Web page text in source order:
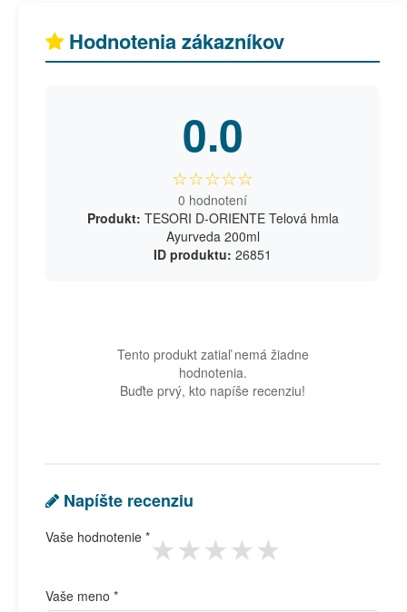
Hodnotenia zákazníkov
0.0
☆☆☆☆☆
0 hodnotení
Produkt: TESORI D-ORIENTE Telová hmla
Ayurveda 200ml
ID produktu: 26851
Tento produkt zatiaľ nemá žiadne
hodnotenia.
Buďte prvý, kto napíše recenziu!
Napíšte recenziu
Vaše hodnotenie * ★
★
★
★
★
Vaše meno *